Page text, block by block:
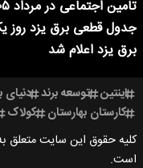
تامین اجتماعی در مرداد ۱۴۰۵
برق یزد اعلام شد
اینتین توسعه برند دنیای
کارستان بهارستان کولاک
کلیه حقوق این سایت متعلق
است.